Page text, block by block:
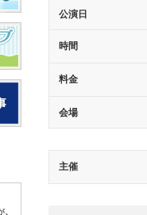
公演日
時間
料金
会場
主催